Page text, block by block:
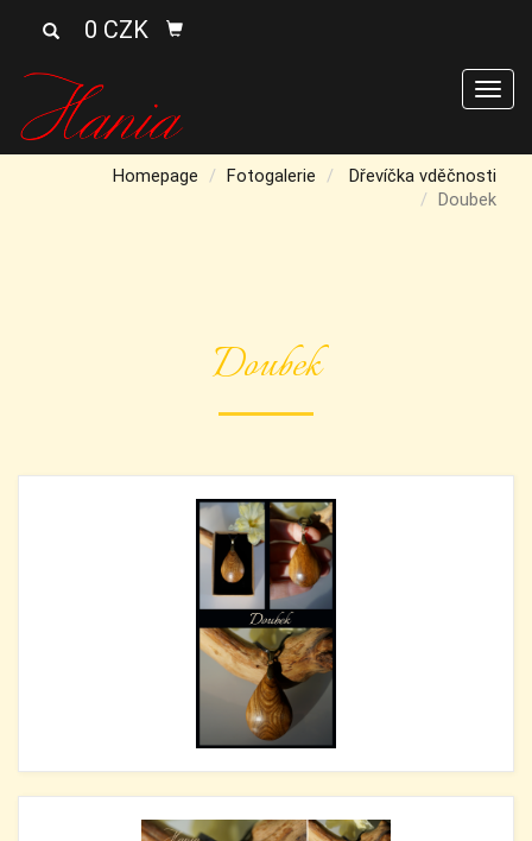
0 CZK
Homepage Fotogalerie
Dřevíčka vděčnosti
Doubek
Doubek